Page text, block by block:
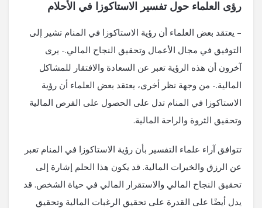
رؤى العلماء حول تفسير الاستاكوزا في الأحلام
– يعتقد بعض العلماء أن رؤية الاستاكوزا في المنام تشير إلى
التوفيق في مجال الأعمال وتحقيق النجاح المالي.- يرى
آخرون أن هذه الرؤية تعبر عن السعادة والافتقار للمشاكل
المالية.- من وجهة نظر أخرى، يعتقد بعض العلماء أن رؤية
الاستاكوزا في المنام تدل على الحصول على الفرص المالية
وتحقيق الثروة والراحة المالية.
تتوافق آراء علماء التفسير بأن رؤية الاستاكوزا في المنام تعبر
عن الرزق والخيرات المالية. قد يكون هذا الحلم إشارة إلى
تحقيق النجاح المالي والاستقرار المالي في حياة الشخص. قد
يدل أيضًا على القدرة على تحقيق الرغبات المالية وتحقيق